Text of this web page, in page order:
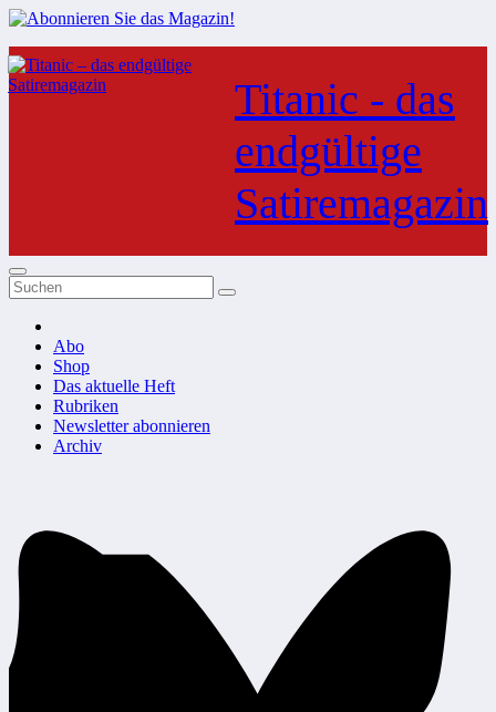
Zum
Inhalt
springen
Titanic - das
endgültige
Satiremagazin
Abo
Shop
Das aktuelle Heft
Rubriken
Newsletter abonnieren
Archiv